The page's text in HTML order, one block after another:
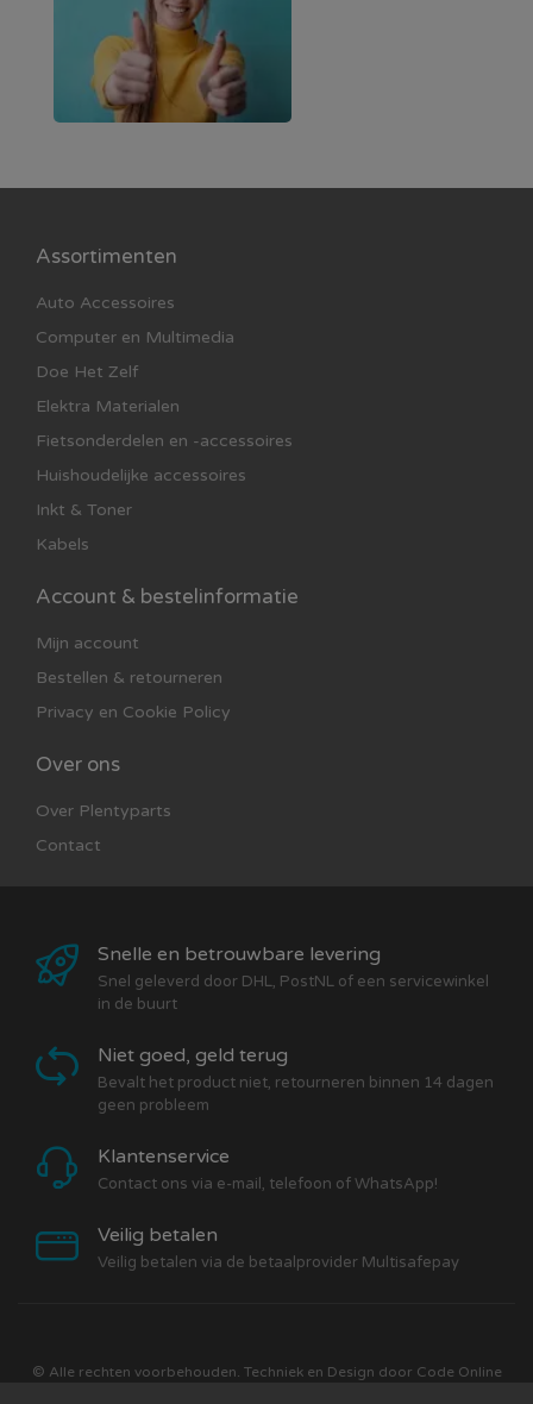
Assortimenten
Auto Accessoires
Computer en Multimedia
Doe Het Zelf
Elektra Materialen
Fietsonderdelen en -accessoires
Huishoudelijke accessoires
Inkt & Toner
Kabels
Account & bestelinformatie
Mijn account
Bestellen & retourneren
Privacy en Cookie Policy
Over ons
Over Plentyparts
Contact
Snelle en betrouwbare levering
Snel geleverd door DHL, PostNL of een servicewinkel
in de buurt
Niet goed, geld terug
Bevalt het product niet, retourneren binnen 14 dagen
geen probleem
Klantenservice
Contact ons via e-mail, telefoon of WhatsApp!
Veilig betalen
Veilig betalen via de betaalprovider Multisafepay
© Alle rechten voorbehouden. Techniek en Design door Code Online